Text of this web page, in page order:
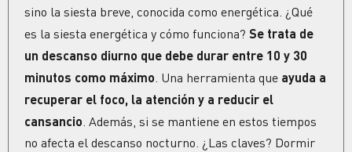
sino la siesta breve, conocida como energética. ¿Qué
es la siesta energética y cómo funciona? Se trata de
un descanso diurno que debe durar entre 10 y 30
minutos como máximo. Una herramienta que ayuda a
recuperar el foco, la atención y a reducir el
cansancio. Además, si se mantiene en estos tiempos
no afecta el descanso nocturno. ¿Las claves? Dormir